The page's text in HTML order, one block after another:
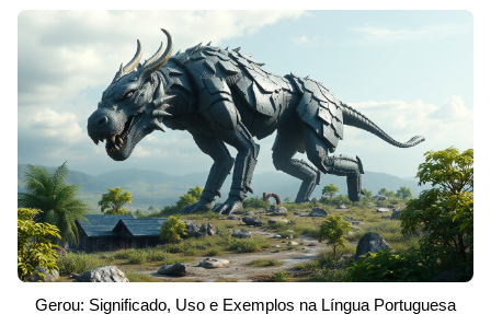
Gerou: Significado, Uso e Exemplos na Língua Portuguesa